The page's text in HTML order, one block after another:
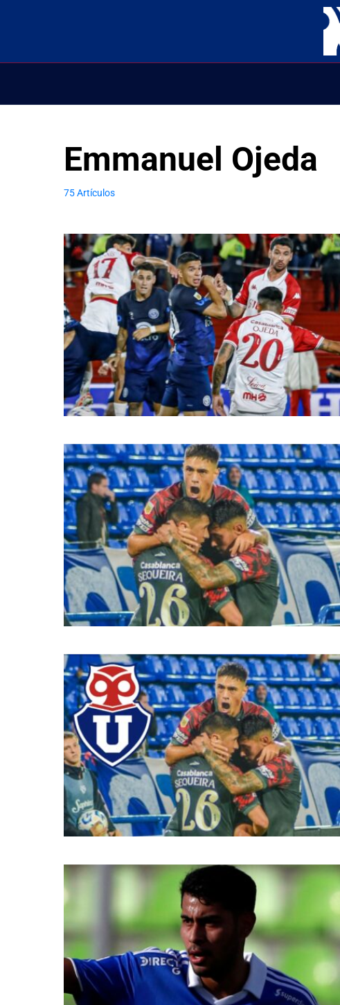
Emmanuel Ojeda
75 Artículos